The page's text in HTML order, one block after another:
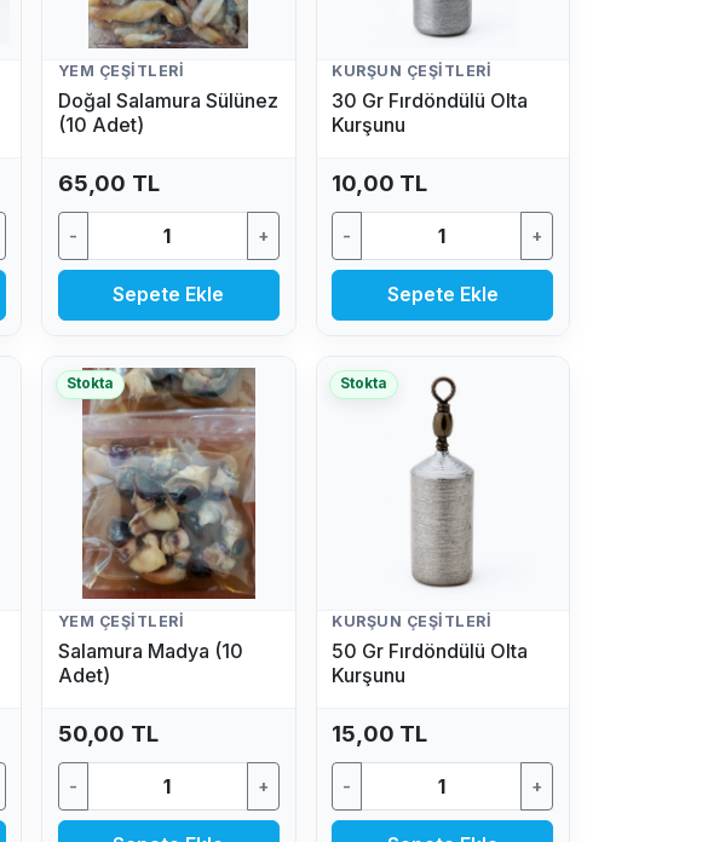
YEM ÇEŞITLERI
Doğal Salamura Sülünez
(10 Adet)
65,00 TL
- +
Sepete Ekle
KURŞUN ÇEŞITLERI
30 Gr Fırdöndülü Olta
Kurşunu
10,00 TL
- +
Sepete Ekle
Stokta
YEM ÇEŞITLERI
Salamura Madya (10
Adet)
50,00 TL
- +
Stokta
KURŞUN ÇEŞITLERI
50 Gr Fırdöndülü Olta
Kurşunu
15,00 TL
- +